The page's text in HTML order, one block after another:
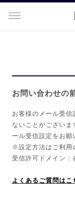
お問い合わせの
お客様のメール受
ないことがございま
ール受信設定をお願
※設定方法はご利用
受信許可ドメイン
よくあるご質問はこ